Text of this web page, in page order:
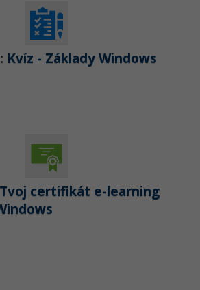
Kvíz - Základy Windows
Tvoj certifikát e-learning